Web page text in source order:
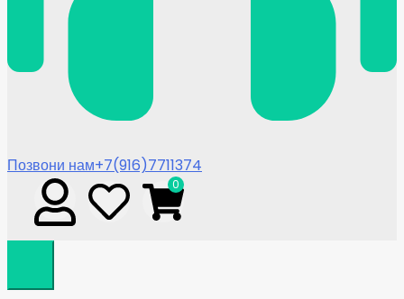
Позвони нам+7(916)7711374
0